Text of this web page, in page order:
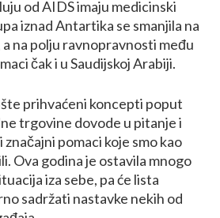
od AIDS imaju medicinski
iznad Antartika se smanjila na
na polju ravnopravnosti među
čak i u Saudijskoj Arabiji.
prihvaćeni koncepti poput
trgovine dovode u pitanje i
pomaci koje smo kao
Ova godina je ostavila mnogo
iza sebe, pa će lista
sadržati nastavke nekih od